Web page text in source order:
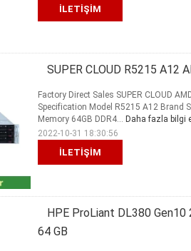
İLETIŞIM
SUPER CLOUD R5215 A12
İLETIŞIM
Factory Direct Sales SUPER CLOUD
Specification Model R5215 A12 Brand
Memory 64GB DDR4... Daha fazla bilgi
2022-10-31 18:30:56
HPE ProLiant DL380
64 GB